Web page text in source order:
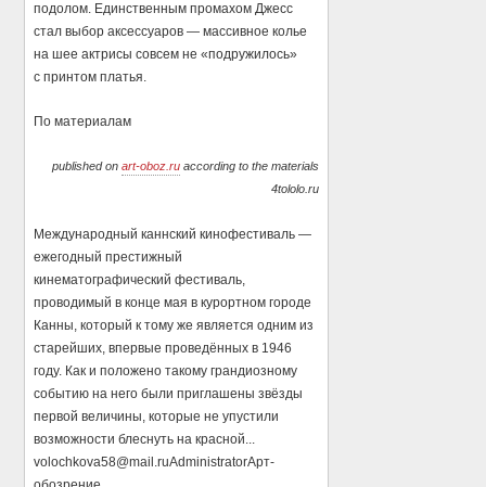
подолом. Единственным промахом Джесс
стал выбор аксессуаров — массивное колье
на шее актрисы совсем не «подружилось»
с принтом платья.
По материалам
published on art-oboz.ruaccording to the materials
4tololo.ru
Международный каннский кинофестиваль —
ежегодный престижный
кинематографический фестиваль,
проводимый в конце мая в курортном городе
Канны, который к тому же является одним из
старейших, впервые проведённых в 1946
году. Как и положено такому грандиозному
событию на него были приглашены звёзды
первой величины, которые не упустили
возможности блеснуть на красной...
volochkova58@mail.ruAdministratorАрт-